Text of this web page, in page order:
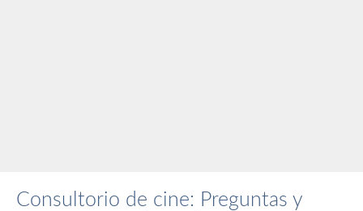
Consultorio de cine: Preguntas y